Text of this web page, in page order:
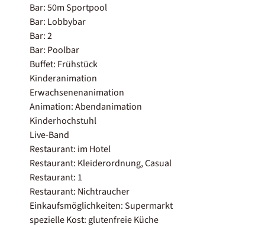
Bar: 50m Sportpool
Bar: Lobbybar
Bar: 2
Bar: Poolbar
Buffet: Frühstück
Kinderanimation
Erwachsenenanimation
Animation: Abendanimation
Kinderhochstuhl
Live-Band
Restaurant: im Hotel
Restaurant: Kleiderordnung, Casual
Restaurant: 1
Restaurant: Nichtraucher
Einkaufsmöglichkeiten: Supermarkt
spezielle Kost: glutenfreie Küche